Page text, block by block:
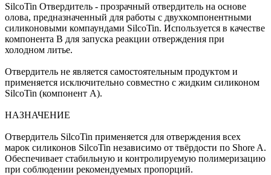
SilcoTin Отвердитель - прозрачный отвердитель на основе
олова, предназначенный для работы с двухкомпонентными
силиконовыми компаундами SilcoTin. Используется в качестве
компонента B для запуска реакции отверждения при
холодном литье.
Отвердитель не является самостоятельным продуктом и
применяется исключительно совместно с жидким силиконом
SilcoTin (компонент A).
НАЗНАЧЕНИЕ
Отвердитель SilcoTin применяется для отверждения всех
марок силиконов SilcoTin независимо от твёрдости по Shore A.
Обеспечивает стабильную и контролируемую полимеризацию
при соблюдении рекомендуемых пропорций.